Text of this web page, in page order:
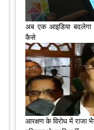
अब एक आइडिया बदलेगा
कैसे
आरक्षण के विरोध में राजा